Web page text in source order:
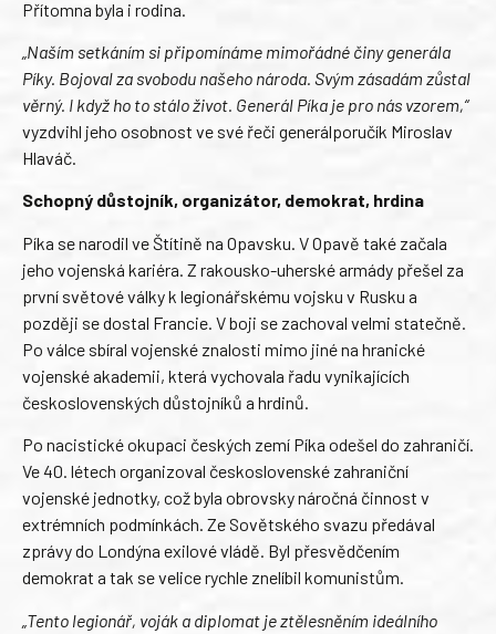
Přítomna byla i rodina.
„Naším setkáním si připomínáme mimořádné činy generála
Píky. Bojoval za svobodu našeho národa. Svým zásadám zůstal
věrný. I když ho to stálo život. Generál Píka je pro nás vzorem,“
vyzdvihl jeho osobnost ve své řeči generálporučík Miroslav
Hlaváč.
Schopný důstojník, organizátor, demokrat, hrdina
Píka se narodil ve Štítině na Opavsku. V Opavě také začala
jeho vojenská kariéra. Z rakousko-uherské armády přešel za
první světové války k legionářskému vojsku v Rusku a
později se dostal Francie. V boji se zachoval velmi statečně.
Po válce sbíral vojenské znalosti mimo jiné na hranické
vojenské akademii, která vychovala řadu vynikajících
československých důstojníků a hrdinů.
Po nacistické okupaci českých zemí Píka odešel do zahraničí.
Ve 40. létech organizoval československé zahraniční
vojenské jednotky, což byla obrovsky náročná činnost v
extrémních podmínkách. Ze Sovětského svazu předával
zprávy do Londýna exilové vládě. Byl přesvědčením
demokrat a tak se velice rychle znelíbil komunistům.
„Tento legionář, voják a diplomat je ztělesněním ideálního